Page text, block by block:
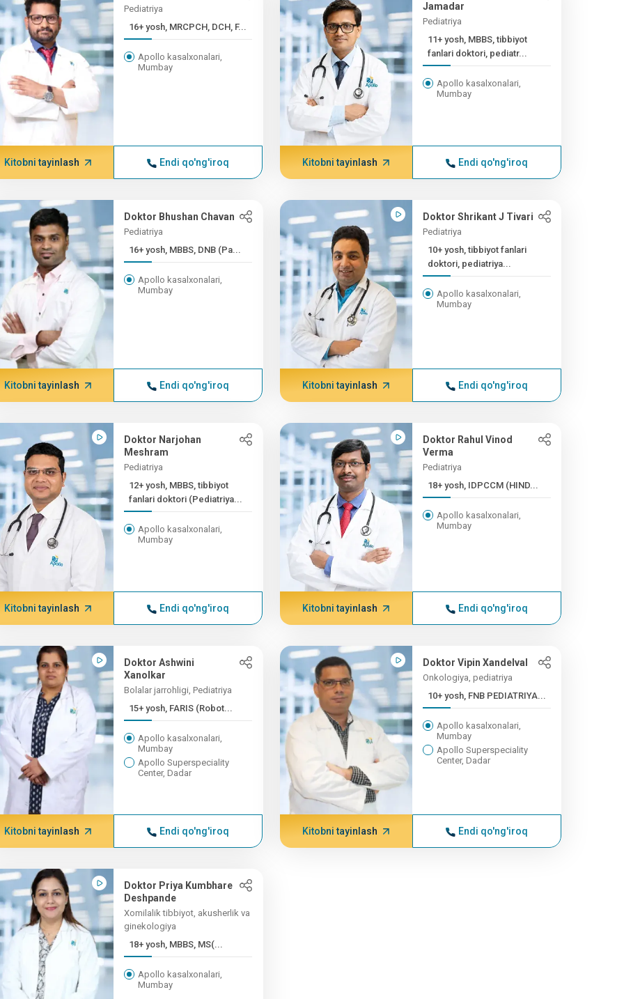
Pediatriya
16+ yosh, MRCPCH, DCH, F...
Apollo kasalxonalari,
Mumbay
Kitobni tayinlash Endi qo'ng'iroq
Jamadar
Pediatriya
11+ yosh, MBBS, tibbiyot
fanlari doktori, pediatr...
Apollo kasalxonalari,
Mumbay
Kitobni tayinlash Endi qo'ng'iroq
Doktor Bhushan Chavan
Pediatriya
16+ yosh, MBBS, DNB (Pa...
Apollo kasalxonalari,
Mumbay
Kitobni tayinlash Endi qo'ng'iroq
Doktor Shrikant J Tivari
Pediatriya
10+ yosh, tibbiyot fanlari
doktori, pediatriya...
Apollo kasalxonalari,
Mumbay
Kitobni tayinlash Endi qo'ng'iroq
Doktor Narjohan
Meshram
Pediatriya
12+ yosh, MBBS, tibbiyot
fanlari doktori (Pediatriya...
Apollo kasalxonalari,
Mumbay
Kitobni tayinlash Endi qo'ng'iroq
Doktor Rahul Vinod
Verma
Pediatriya
18+ yosh, IDPCCM (HIND...
Apollo kasalxonalari,
Mumbay
Kitobni tayinlash Endi qo'ng'iroq
Doktor Ashwini
Xanolkar
Bolalar jarrohligi, Pediatriya
15+ yosh, FARIS (Robot...
Apollo kasalxonalari,
Mumbay
Apollo Superspeciality
Center, Dadar
Kitobni tayinlash Endi qo'ng'iroq
Doktor Vipin Xandelval
Onkologiya, pediatriya
10+ yosh, FNB PEDIATRIYA...
Apollo kasalxonalari,
Mumbay
Apollo Superspeciality
Center, Dadar
Kitobni tayinlash Endi qo'ng'iroq
Doktor Priya Kumbhare
Deshpande
Xomilalik tibbiyot, akusherlik va
ginekologiya
18+ yosh, MBBS, MS(...
Apollo kasalxonalari,
Mumbay